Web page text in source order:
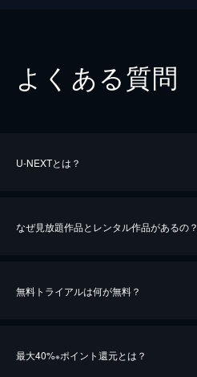
よくある質問
U-NEXTとは？
なぜ見放題作品とレンタル作品があるの？
無料トライアルは何が無料？
最大40%※ポイント還元とは？